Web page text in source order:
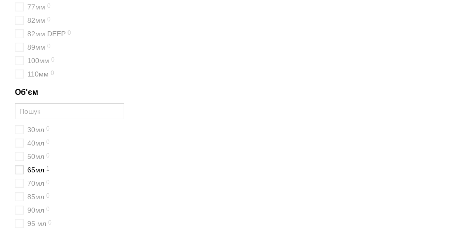
77мм 0
82мм 0
82мм DEEP 0
89мм 0
100мм 0
110мм 0
Об'єм
30мл 0
40мл 0
50мл 0
65мл 1
70мл 0
85мл 0
90мл 0
95 мл 0